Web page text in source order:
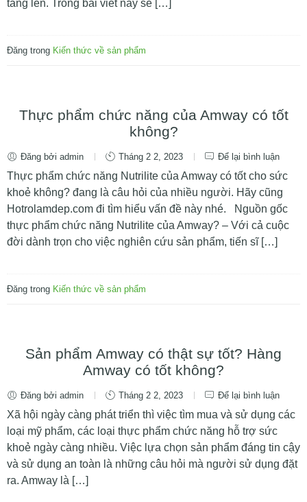
tăng lên. Trong bài viết này sẽ […]
Đăng trong Kiến thức về sản phẩm
Thực phẩm chức năng của Amway có tốt
không?
Đăng bởi admin Tháng 2 2, 2023 Để lại bình luận
Thực phẩm chức năng Nutrilite của Amway có tốt cho sức
khoẻ không? đang là câu hỏi của nhiều người. Hãy cũng
Hotrolamdep.com đi tìm hiểu vấn đề này nhé. Nguồn gốc
thực phẩm chức năng Nutrilite của Amway? – Với cả cuộc
đời dành trọn cho việc nghiên cứu sản phẩm, tiến sĩ […]
Đăng trong Kiến thức về sản phẩm
Sản phẩm Amway có thật sự tốt? Hàng
Amway có tốt không?
Đăng bởi admin Tháng 2 2, 2023 Để lại bình luận
Xã hội ngày càng phát triển thì việc tìm mua và sử dụng các
loại mỹ phẩm, các loại thực phẩm chức năng hỗ trợ sức
khoẻ ngày càng nhiều. Việc lựa chọn sản phẩm đáng tin cậy
và sử dụng an toàn là những câu hỏi mà người sử dụng đặt
ra. Amway là […]